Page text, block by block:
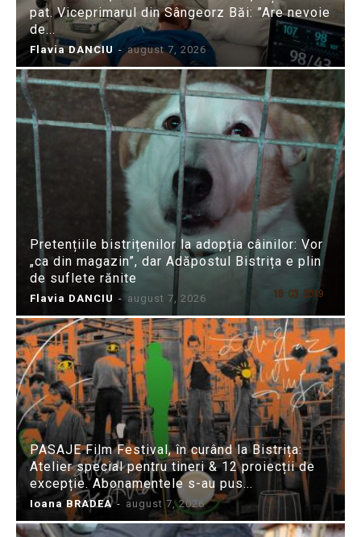
pat. Viceprimarul din Sângeorz Băi: ”Are nevoie
de...
Flavia DANCIU - august 7, 2026
Pretențiile bistrițenilor la adopția câinilor: Vor
„ca din magazin”, dar Adăpostul Bistrița e plin
de suflete rănite
Flavia DANCIU - august 7, 2026
PASAJE Film Festival, în curând la Bistrița:
Atelier special pentru tineri & 12 proiecții de
excepție. Abonamentele s-au pus...
Ioana BRADEA - august 7, 2026